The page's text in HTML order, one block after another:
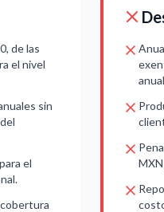
de las
el nivel
sin
el